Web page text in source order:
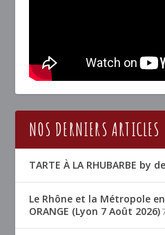
NOS DERNIERS ARTICLES
TARTE À LA RHUBARBE by
Le Rhône et la Métropole
ORANGE (Lyon 7 Août 2026)